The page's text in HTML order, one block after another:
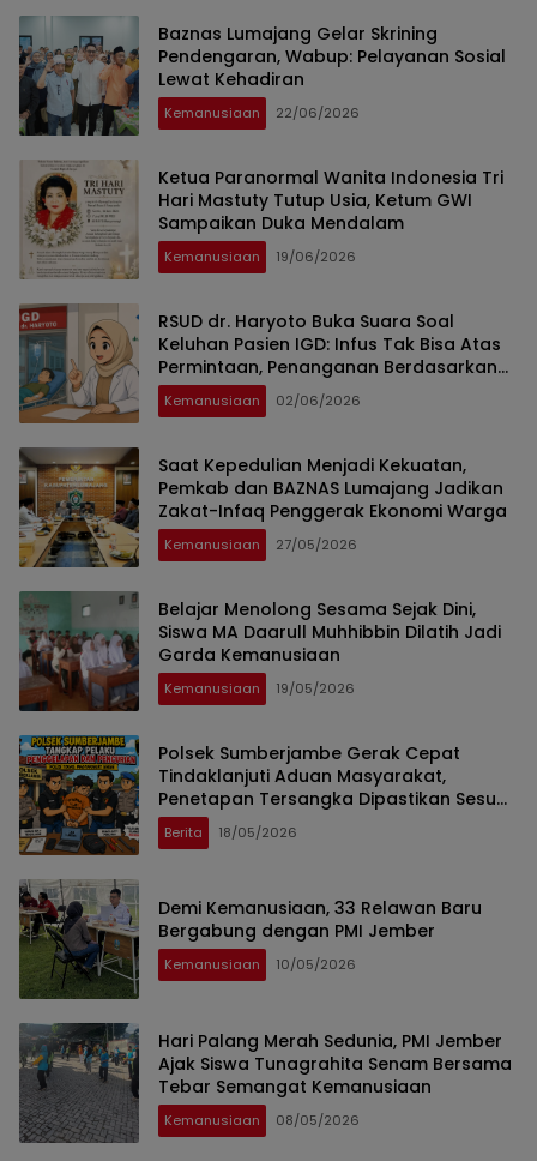
Baznas Lumajang Gelar Skrining
Pendengaran, Wabup: Pelayanan Sosial
Lewat Kehadiran
Kemanusiaan 22/06/2026
Ketua Paranormal Wanita Indonesia Tri
Hari Mastuty Tutup Usia, Ketum GWI
Sampaikan Duka Mendalam
Kemanusiaan 19/06/2026
RSUD dr. Haryoto Buka Suara Soal
Keluhan Pasien IGD: Infus Tak Bisa Atas
Permintaan, Penanganan Berdasarkan
Indikasi Medis
Kemanusiaan 02/06/2026
Saat Kepedulian Menjadi Kekuatan,
Pemkab dan BAZNAS Lumajang Jadikan
Zakat-Infaq Penggerak Ekonomi Warga
Kemanusiaan 27/05/2026
Belajar Menolong Sesama Sejak Dini,
Siswa MA Daarull Muhhibbin Dilatih Jadi
Garda Kemanusiaan
Kemanusiaan 19/05/2026
Polsek Sumberjambe Gerak Cepat
Tindaklanjuti Aduan Masyarakat,
Penetapan Tersangka Dipastikan Sesuai
Prosedur
Berita 18/05/2026
Demi Kemanusiaan, 33 Relawan Baru
Bergabung dengan PMI Jember
Kemanusiaan 10/05/2026
Hari Palang Merah Sedunia, PMI Jember
Ajak Siswa Tunagrahita Senam Bersama
Tebar Semangat Kemanusiaan
Kemanusiaan 08/05/2026